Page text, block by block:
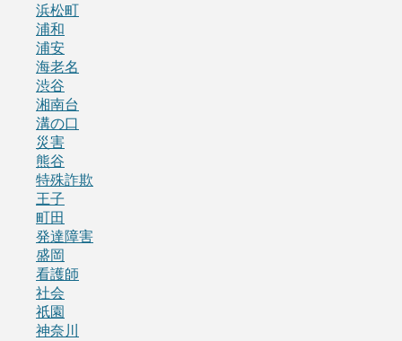
浜松町
浦和
浦安
海老名
渋谷
湘南台
溝の口
災害
熊谷
特殊詐欺
王子
町田
発達障害
盛岡
看護師
社会
祇園
神奈川